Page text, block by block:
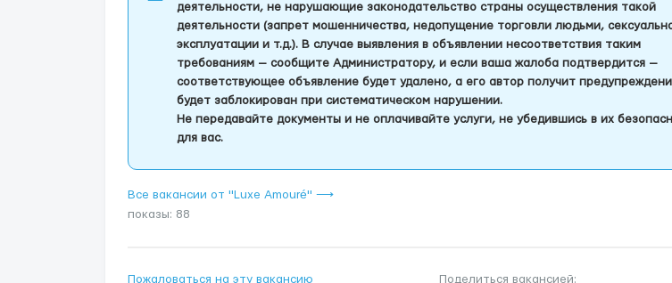
деятельности, не нарушающие законодательство страны осуществления такой
деятельности (запрет мошенничества, недопущение торговли людьми,
эксплуатации и т.д.). В случае выявления в объявлении несоответствия таким
требованиям — сообщите Администратору, и если ваша жалоба подтвердится —
соответствующее объявление будет удалено, а его автор получит
будет заблокирован при систематическом нарушении.
Не передавайте документы и не оплачивайте услуги, не убедившись в их
для вас.
Все вакансии от "Luxe Amouré" ⟶
показы: 88
Пожаловаться на эту вакансию Поделиться вакансией: